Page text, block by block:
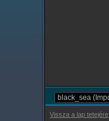
Vissza a lap tetejére